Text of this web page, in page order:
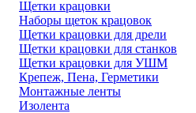
Щетки крацовки
Наборы щеток крацовок
Щетки крацовки для дрели
Щетки крацовки для станков
Щетки крацовки для УШМ
Крепеж, Пена, Герметики
Монтажные ленты
Изолента